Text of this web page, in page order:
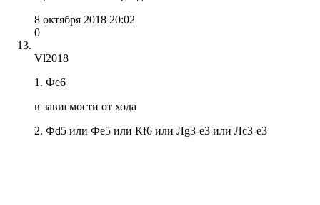
8 октября 2018 20:02
0
Vl2018
1. Фе6
в зависмости от хода
2. Фd5 или Фe5 или Кf6 или Лg3-e3 или Лс3-е3